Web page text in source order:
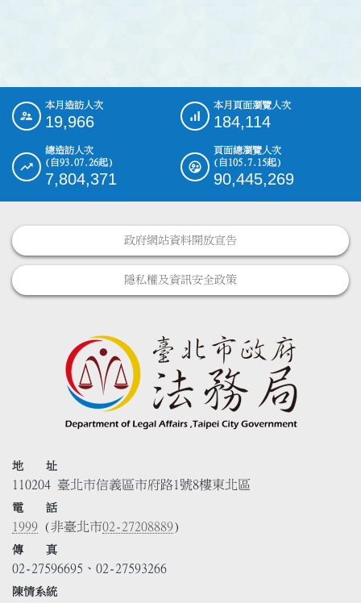
::: 本月造訪人次
19,966
本月頁面瀏覽人次
184,114
總造訪人次
(自93.07.26起)
7,804,371
頁面總瀏覽人次
(自105.7.15起)
90,445,269
政府網站資料開放宣告
隱私權及資訊安全政策
地 址
110204 臺北市信義區市府路1號8樓東北區
電 話
1999 (非臺北市02-27208889)
傳 真
02-27596695、02-27593266
陳情系統